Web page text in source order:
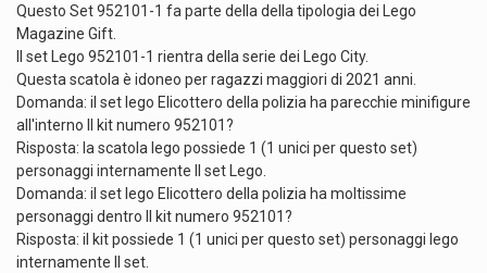
Questo Set 952101-1 fa parte della della tipologia dei Lego
Magazine Gift.
Il set Lego 952101-1 rientra della serie dei Lego City.
Questa scatola è idoneo per ragazzi maggiori di 2021 anni.
Domanda: il set lego Elicottero della polizia ha parecchie minifigure
all'interno Il kit numero 952101?
Risposta: la scatola lego possiede 1 (1 unici per questo set)
personaggi internamente Il set Lego.
Domanda: il set lego Elicottero della polizia ha moltissime
personaggi dentro Il kit numero 952101?
Risposta: il kit possiede 1 (1 unici per questo set) personaggi lego
internamente Il set.